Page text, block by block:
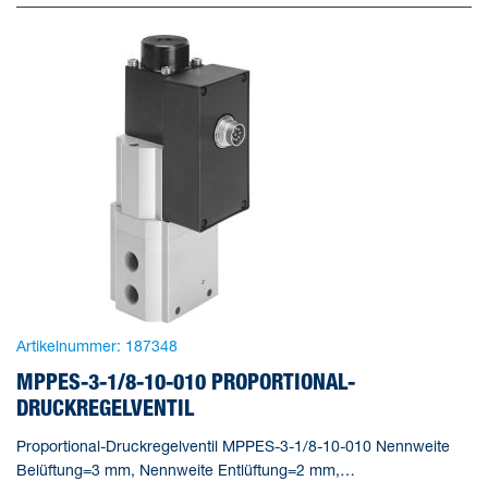
Artikelnummer: 187348
MPPES-3-1/8-10-010 PROPORTIONAL-
DRUCKREGELVENTIL
Proportional-Druckregelventil MPPES-3-1/8-10-010 Nennweite
Belüftung=3 mm, Nennweite Entlüftung=2 mm,